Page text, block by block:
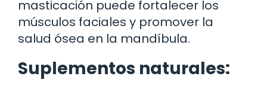
masticación puede fortalecer los
músculos faciales y promover la
salud ósea en la mandíbula.
Suplementos naturales: